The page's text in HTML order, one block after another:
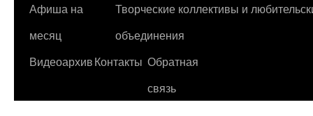
содержимому
Афиша на
месяц
Творческие коллективы и
объединения
ВидеоархивКонтакты Обратная
связь